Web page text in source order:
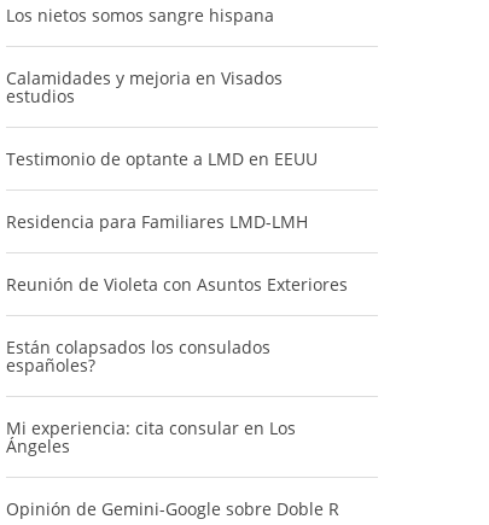
Los nietos somos sangre hispana
Calamidades y mejoria en Visados
estudios
Testimonio de optante a LMD en EEUU
Residencia para Familiares LMD-LMH
Reunión de Violeta con Asuntos Exteriores
Están colapsados los consulados
españoles?
Mi experiencia: cita consular en Los
Ángeles
Opinión de Gemini-Google sobre Doble R